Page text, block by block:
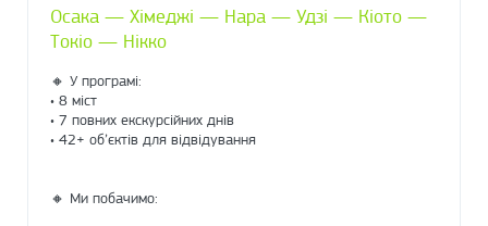
Осака — Хімеджі — Нара — Удзі — Кіото —
Токіо — Нікко
🔸 У програмі:
• 8 міст
• 7 повних екскурсійних днів
• 42+ об’єктів для відвідування
🔸 Ми побачимо: